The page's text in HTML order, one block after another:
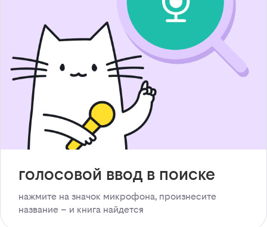
голосовой ввод в поиске
нажмите на значок микрофона, произнесите
название – и книга найдется